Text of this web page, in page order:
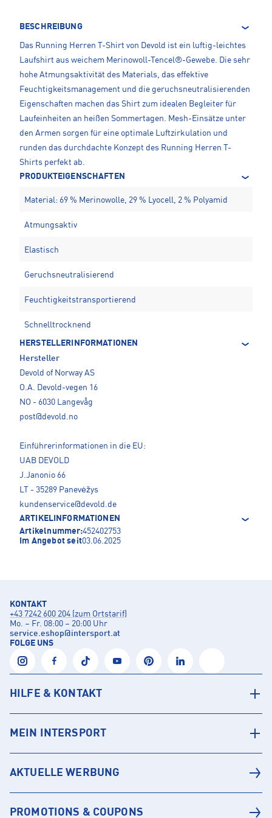
BESCHREIBUNG
Das Running Herren T-Shirt von Devold ist ein luftig-leichtes
Laufshirt aus weichem Merinowoll-Tencel®-Gewebe. Die sehr
hohe Atmungsaktivität des Materials, das effektive
Feuchtigkeitsmanagement und die geruchsneutralisierenden
Eigenschaften machen das Shirt zum idealen Begleiter für
Laufeinheiten an heißen Sommertagen. Mesh-Einsätze unter
den Armen sorgen für eine optimale Luftzirkulation und
runden das durchdachte Konzept des Running Herren T-
Shirts perfekt ab.
PRODUKTEIGENSCHAFTEN
Material: 69 % Merinowolle, 29 % Lyocell, 2 % Polyamid
Atmungsaktiv
Elastisch
Geruchsneutralisierend
Feuchtigkeitstransportierend
Schnelltrocknend
HERSTELLERINFORMATIONEN
Hersteller
Devold of Norway AS
O.A. Devold-vegen 16
NO - 6030 Langevåg
post@devold.no
Einführerinformationen in die EU:
UAB DEVOLD
J.Janonio 66
LT - 35289 Panevėžys
kundenservice@devold.de
ARTIKELINFORMATIONEN
Artikelnummer:452402753
Im Angebot seit03.06.2025
KONTAKT
+43 7242 600 204 (zum Ortstarif)
Mo. – Fr. 08:00 – 20:00 Uhr
service.eshop@intersport.at
FOLGE UNS
HILFE & KONTAKT
MEIN INTERSPORT
AKTUELLE WERBUNG
PROMOTIONS & COUPONS